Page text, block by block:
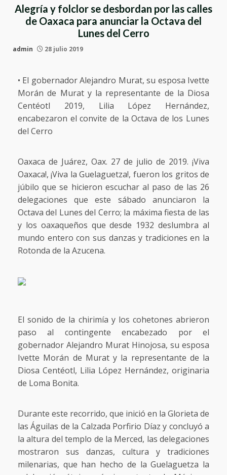
Alegría y folclor se desbordan por las calles
de Oaxaca para anunciar la Octava del
Lunes del Cerro
admin 28 julio 2019
• El gobernador Alejandro Murat, su esposa Ivette
Morán de Murat y la representante de la Diosa
Centéotl 2019, Lilia López Hernández,
encabezaron el convite de la Octava de los Lunes
del Cerro
Oaxaca de Juárez, Oax. 27 de julio de 2019. ¡Viva
Oaxaca!, ¡Viva la Guelaguetza!, fueron los gritos de
júbilo que se hicieron escuchar al paso de las 26
delegaciones que este sábado anunciaron la
Octava del Lunes del Cerro; la máxima fiesta de las
y los oaxaqueños que desde 1932 deslumbra al
mundo entero con sus danzas y tradiciones en la
Rotonda de la Azucena.
El sonido de la chirimía y los cohetones abrieron
paso al contingente encabezado por el
gobernador Alejandro Murat Hinojosa, su esposa
Ivette Morán de Murat y la representante de la
Diosa Centéotl, Lilia López Hernández, originaria
de Loma Bonita.
Durante este recorrido, que inició en la Glorieta de
las Águilas de la Calzada Porfirio Díaz y concluyó a
la altura del templo de la Merced, las delegaciones
mostraron sus danzas, cultura y tradiciones
milenarias, que han hecho de la Guelaguetza la